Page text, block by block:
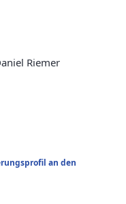
Riemer
an den